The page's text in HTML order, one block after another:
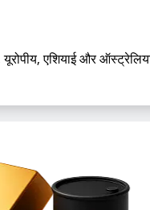
यूरोपीय, एशियाई और